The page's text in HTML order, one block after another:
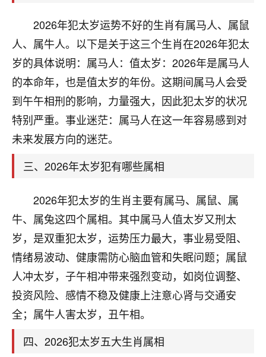
2026年犯太岁运势不好的生肖有属马人、属鼠
人、属牛人。以下是关于这三个生肖在2026年犯太
岁的具体说明：属马人：值太岁：2026年是属马人
的本命年，也是值太岁的年份。这期间属马人会受
到午午相刑的影响，力量强大，因此犯太岁的状况
特别严重。事业迷茫：属马人在这一年容易感到对
未来发展方向的迷茫。
三、2026年太岁犯有哪些属相
2026年犯太岁的生肖主要有属马、属鼠、属
牛、属兔这四个属相。其中属马人值太岁又刑太
岁，是双重犯太岁，运势压力最大，事业易受阻、
情绪易波动、健康需防心脑血管和失眠问题；属鼠
人冲太岁，子午相冲带来强烈变动，如岗位调整、
投资风险、感情不稳及健康上注意心肾与交通安
全；属牛人害太岁，丑午相。
四、2026犯太岁五大生肖属相
17分钟前 来自湖北 19
心若莲花
我是做餐饮的，这两年，生意屡屡受挫，店开一家关
一家，要么生意不好，生意好的就出事。前些年攒的
家底快败光了，真是倒霉！我也想找人看看到底怎么
回事？
鹿森：你可以找老师看看，人有时不服命不行
太阳当空赵：我也做餐饮的，生意不算大，但
址、风水、还有开业日子，哪哪都看了，虽然
大环境不好，但是我家生意还可以，前几天又
刚找老师做了补财库，希望财运更好一点！
2小时前 来自海南
梦醒时分
我女儿高二叛逆，大半年不上学，一说她就要死要活
的，把我们两口子愁的不行，朋友给我推荐的慧来老
师，一开始我是病急乱投医，这半年来，法事一个个
做完，我女儿跟变了个人一样，不期望她能考多好的
大学，只要能安安稳稳的把书读了，身体心理都健健